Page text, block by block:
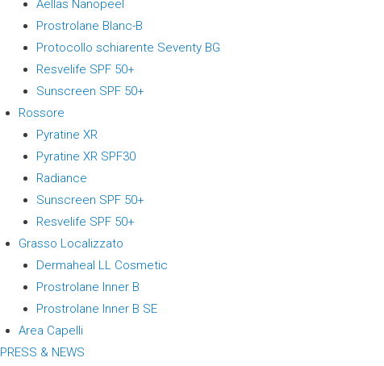
Aellas Nanopeel
Prostrolane Blanc-B
Protocollo schiarente Seventy BG
Resvelife SPF 50+
Sunscreen SPF 50+
Rossore
Pyratine XR
Pyratine XR SPF30
Radiance
Sunscreen SPF 50+
Resvelife SPF 50+
Grasso Localizzato
Dermaheal LL Cosmetic
Prostrolane Inner B
Prostrolane Inner B SE
Area Capelli
PRESS & NEWS